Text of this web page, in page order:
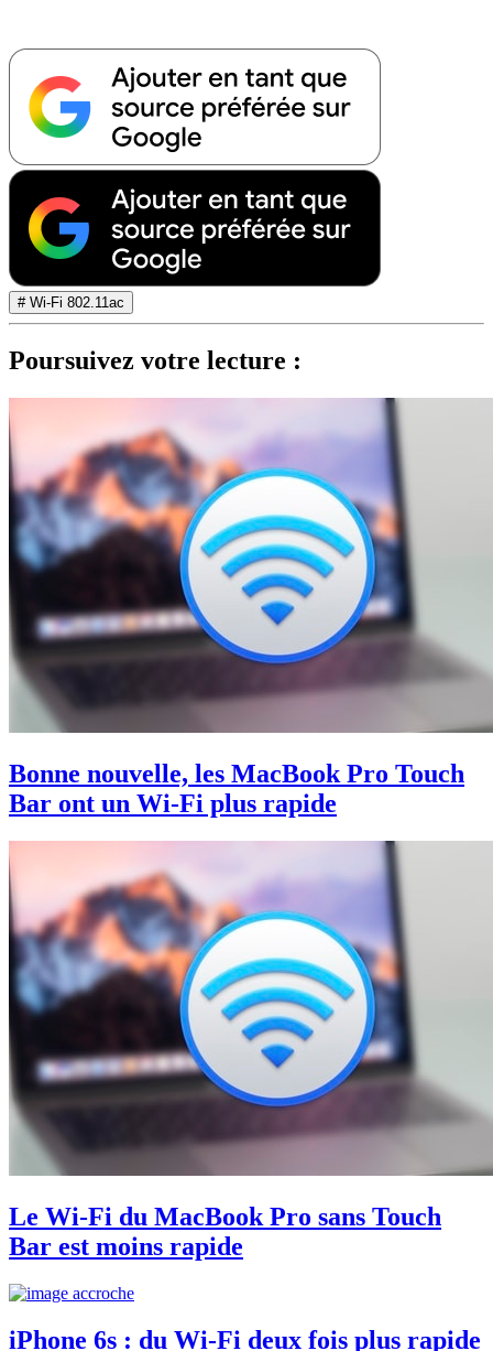
# Wi-Fi 802.11ac
Poursuivez votre lecture :
Bonne nouvelle, les MacBook Pro Touch
Bar ont un Wi-Fi plus rapide
Le Wi-Fi du MacBook Pro sans Touch
Bar est moins rapide
iPhone 6s : du Wi-Fi deux fois plus rapide